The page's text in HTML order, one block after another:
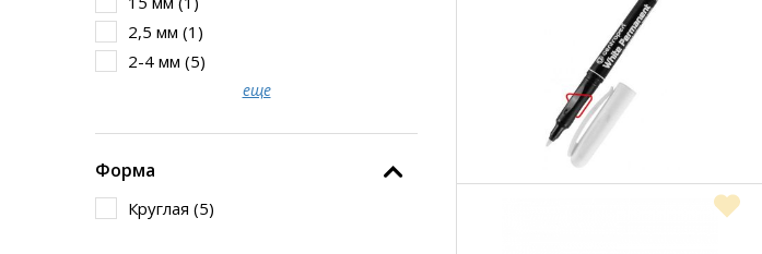
2,5 мм (1 )
2-4 мм (5)
еще
Форма
Круглая (5)